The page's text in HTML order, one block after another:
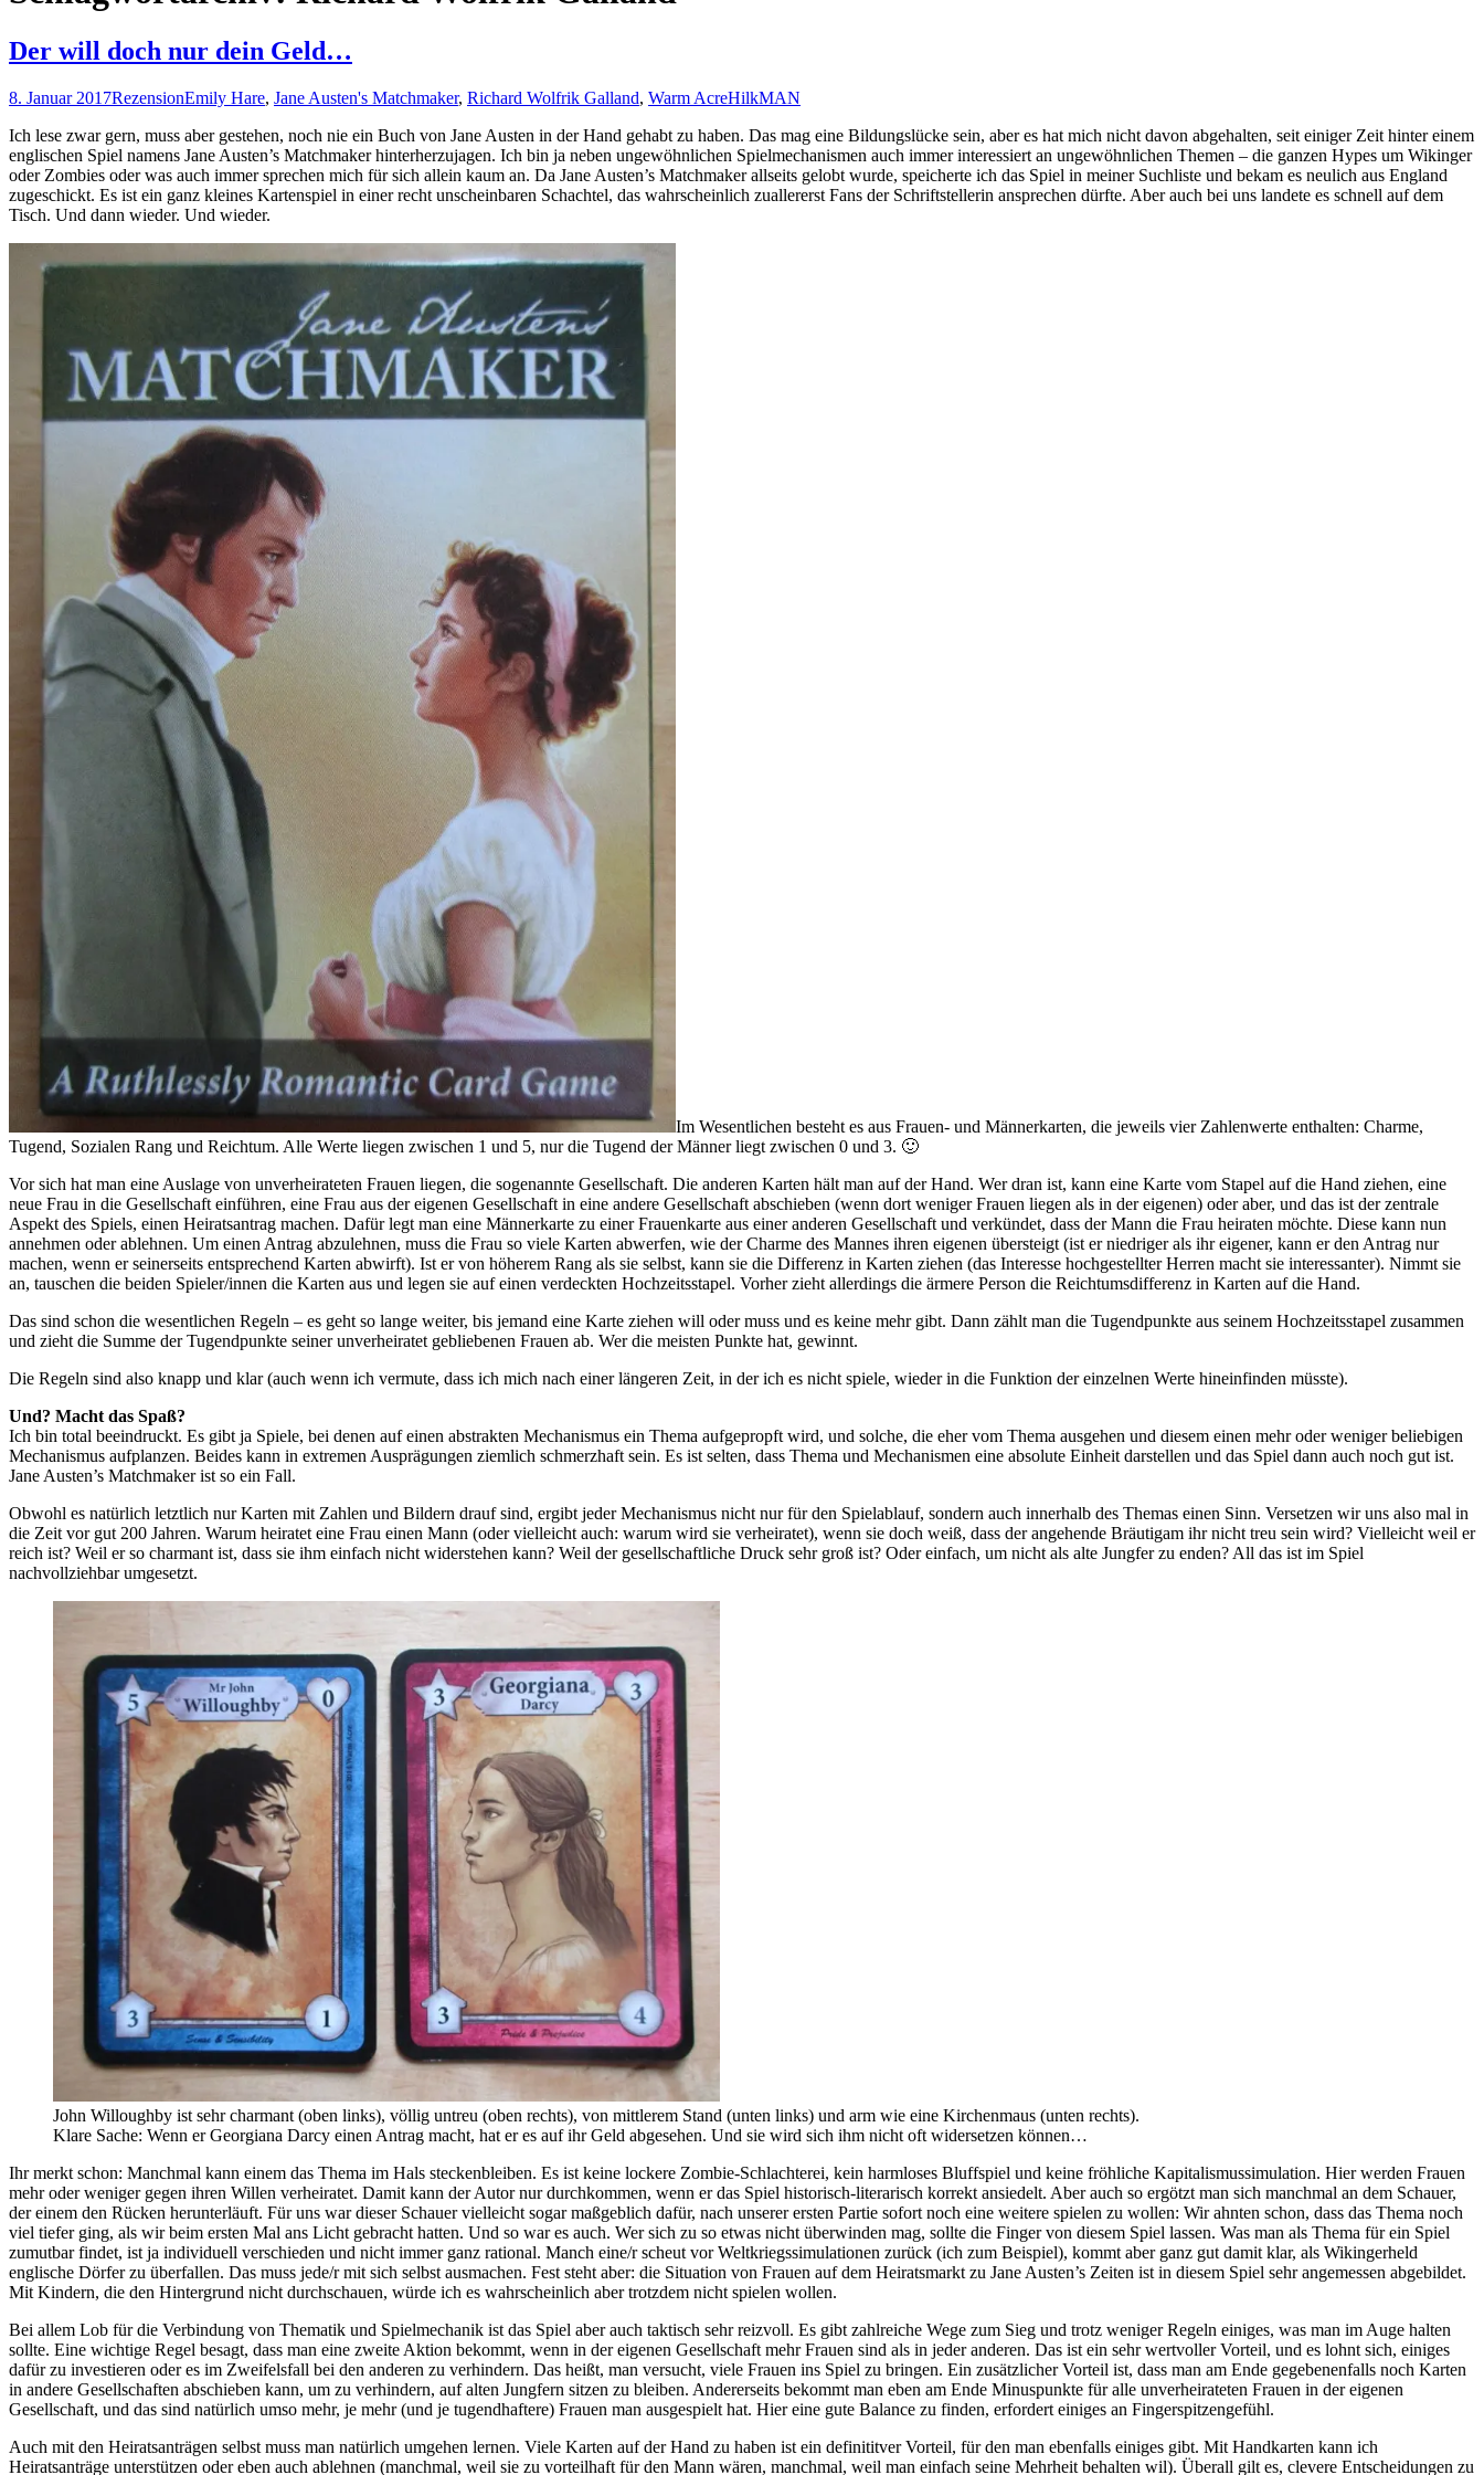
Der will doch nur dein Geld…
8. Januar 2017RezensionEmily Hare, Jane Austen's Matchmaker, Richard Wolfrik Galland, Warm AcreHilkMAN
Ich lese zwar gern, muss aber gestehen, noch nie ein Buch von Jane Austen in der Hand gehabt zu haben. Das mag eine Bildungslücke sein, aber es hat mich nicht davon abgehalten, seit einiger Zeit hinter einem
englischen Spiel namens Jane Austen’s Matchmaker hinterherzujagen. Ich bin ja neben ungewöhnlichen Spielmechanismen auch immer interessiert an ungewöhnlichen Themen – die ganzen Hypes um Wikinger
oder Zombies oder was auch immer sprechen mich für sich allein kaum an. Da Jane Austen’s Matchmaker allseits gelobt wurde, speicherte ich das Spiel in meiner Suchliste und bekam es neulich aus England
zugeschickt. Es ist ein ganz kleines Kartenspiel in einer recht unscheinbaren Schachtel, das wahrscheinlich zuallererst Fans der Schriftstellerin ansprechen dürfte. Aber auch bei uns landete es schnell auf dem
Tisch. Und dann wieder. Und wieder.
Im Wesentlichen besteht es aus Frauen- und Männerkarten, die jeweils vier Zahlenwerte enthalten: Charme,
Tugend, Sozialen Rang und Reichtum. Alle Werte liegen zwischen 1 und 5, nur die Tugend der Männer liegt zwischen 0 und 3. 🙂
Vor sich hat man eine Auslage von unverheirateten Frauen liegen, die sogenannte Gesellschaft. Die anderen Karten hält man auf der Hand. Wer dran ist, kann eine Karte vom Stapel auf die Hand ziehen, eine
neue Frau in die Gesellschaft einführen, eine Frau aus der eigenen Gesellschaft in eine andere Gesellschaft abschieben (wenn dort weniger Frauen liegen als in der eigenen) oder aber, und das ist der zentrale
Aspekt des Spiels, einen Heiratsantrag machen. Dafür legt man eine Männerkarte zu einer Frauenkarte aus einer anderen Gesellschaft und verkündet, dass der Mann die Frau heiraten möchte. Diese kann nun
annehmen oder ablehnen. Um einen Antrag abzulehnen, muss die Frau so viele Karten abwerfen, wie der Charme des Mannes ihren eigenen übersteigt (ist er niedriger als ihr eigener, kann er den Antrag nur
machen, wenn er seinerseits entsprechend Karten abwirft). Ist er von höherem Rang als sie selbst, kann sie die Differenz in Karten ziehen (das Interesse hochgestellter Herren macht sie interessanter). Nimmt sie
an, tauschen die beiden Spieler/innen die Karten aus und legen sie auf einen verdeckten Hochzeitsstapel. Vorher zieht allerdings die ärmere Person die Reichtumsdifferenz in Karten auf die Hand.
Das sind schon die wesentlichen Regeln – es geht so lange weiter, bis jemand eine Karte ziehen will oder muss und es keine mehr gibt. Dann zählt man die Tugendpunkte aus seinem Hochzeitsstapel zusammen
und zieht die Summe der Tugendpunkte seiner unverheiratet gebliebenen Frauen ab. Wer die meisten Punkte hat, gewinnt.
Die Regeln sind also knapp und klar (auch wenn ich vermute, dass ich mich nach einer längeren Zeit, in der ich es nicht spiele, wieder in die Funktion der einzelnen Werte hineinfinden müsste).
Und? Macht das Spaß?
Ich bin total beeindruckt. Es gibt ja Spiele, bei denen auf einen abstrakten Mechanismus ein Thema aufgepropft wird, und solche, die eher vom Thema ausgehen und diesem einen mehr oder weniger beliebigen
Mechanismus aufplanzen. Beides kann in extremen Ausprägungen ziemlich schmerzhaft sein. Es ist selten, dass Thema und Mechanismen eine absolute Einheit darstellen und das Spiel dann auch noch gut ist.
Jane Austen’s Matchmaker ist so ein Fall.
Obwohl es natürlich letztlich nur Karten mit Zahlen und Bildern drauf sind, ergibt jeder Mechanismus nicht nur für den Spielablauf, sondern auch innerhalb des Themas einen Sinn. Versetzen wir uns also mal in
die Zeit vor gut 200 Jahren. Warum heiratet eine Frau einen Mann (oder vielleicht auch: warum wird sie verheiratet), wenn sie doch weiß, dass der angehende Bräutigam ihr nicht treu sein wird? Vielleicht weil er
reich ist? Weil er so charmant ist, dass sie ihm einfach nicht widerstehen kann? Weil der gesellschaftliche Druck sehr groß ist? Oder einfach, um nicht als alte Jungfer zu enden? All das ist im Spiel
nachvollziehbar umgesetzt.
John Willoughby ist sehr charmant (oben links), völlig untreu (oben rechts), von mittlerem Stand (unten links) und arm wie eine Kirchenmaus (unten rechts).
Klare Sache: Wenn er Georgiana Darcy einen Antrag macht, hat er es auf ihr Geld abgesehen. Und sie wird sich ihm nicht oft widersetzen können…
Ihr merkt schon: Manchmal kann einem das Thema im Hals steckenbleiben. Es ist keine lockere Zombie-Schlachterei, kein harmloses Bluffspiel und keine fröhliche Kapitalismussimulation. Hier werden Frauen
mehr oder weniger gegen ihren Willen verheiratet. Damit kann der Autor nur durchkommen, wenn er das Spiel historisch-literarisch korrekt ansiedelt. Aber auch so ergötzt man sich manchmal an dem Schauer,
der einem den Rücken herunterläuft. Für uns war dieser Schauer vielleicht sogar maßgeblich dafür, nach unserer ersten Partie sofort noch eine weitere spielen zu wollen: Wir ahnten schon, dass das Thema noch
viel tiefer ging, als wir beim ersten Mal ans Licht gebracht hatten. Und so war es auch. Wer sich zu so etwas nicht überwinden mag, sollte die Finger von diesem Spiel lassen. Was man als Thema für ein Spiel
zumutbar findet, ist ja individuell verschieden und nicht immer ganz rational. Manch eine/r scheut vor Weltkriegssimulationen zurück (ich zum Beispiel), kommt aber ganz gut damit klar, als Wikingerheld
englische Dörfer zu überfallen. Das muss jede/r mit sich selbst ausmachen. Fest steht aber: die Situation von Frauen auf dem Heiratsmarkt zu Jane Austen’s Zeiten ist in diesem Spiel sehr angemessen abgebildet.
Mit Kindern, die den Hintergrund nicht durchschauen, würde ich es wahrscheinlich aber trotzdem nicht spielen wollen.
Bei allem Lob für die Verbindung von Thematik und Spielmechanik ist das Spiel aber auch taktisch sehr reizvoll. Es gibt zahlreiche Wege zum Sieg und trotz weniger Regeln einiges, was man im Auge halten
sollte. Eine wichtige Regel besagt, dass man eine zweite Aktion bekommt, wenn in der eigenen Gesellschaft mehr Frauen sind als in jeder anderen. Das ist ein sehr wertvoller Vorteil, und es lohnt sich, einiges
dafür zu investieren oder es im Zweifelsfall bei den anderen zu verhindern. Das heißt, man versucht, viele Frauen ins Spiel zu bringen. Ein zusätzlicher Vorteil ist, dass man am Ende gegebenenfalls noch Karten
in andere Gesellschaften abschieben kann, um zu verhindern, auf alten Jungfern sitzen zu bleiben. Andererseits bekommt man eben am Ende Minuspunkte für alle unverheirateten Frauen in der eigenen
Gesellschaft, und das sind natürlich umso mehr, je mehr (und je tugendhaftere) Frauen man ausgespielt hat. Hier eine gute Balance zu finden, erfordert einiges an Fingerspitzengefühl.
Auch mit den Heiratsanträgen selbst muss man natürlich umgehen lernen. Viele Karten auf der Hand zu haben ist ein definititver Vorteil, für den man ebenfalls einiges gibt. Mit Handkarten kann ich
Heiratsanträge unterstützen oder eben auch ablehnen (manchmal, weil sie zu vorteilhaft für den Mann wären, manchmal, weil man einfach seine Mehrheit behalten wil). Überall gilt es, clevere Entscheidungen zu